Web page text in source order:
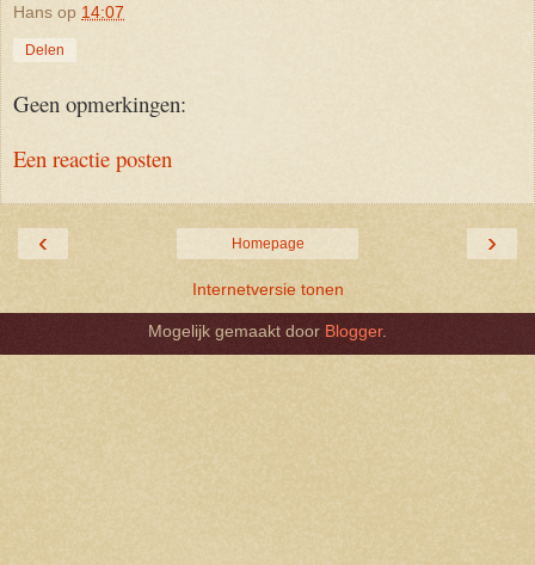
Hans op 14:07
Delen
Geen opmerkingen:
Een reactie posten
‹ ›
Homepage
Internetversie tonen
Mogelijk gemaakt door Blogger.